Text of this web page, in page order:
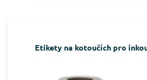
Etikety na kotoučích pro